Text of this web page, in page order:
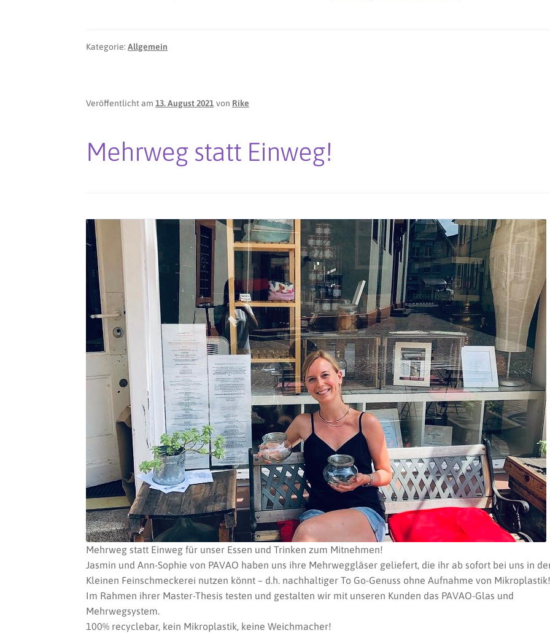
Kategorie:Allgemein
Veröffentlicht am13. August 2021 von Rike
Mehrweg statt Einweg!
Mehrweg statt Einweg für unser Essen und Trinken zum Mitnehmen!
Jasmin und Ann-Sophie von PAVAO haben uns ihre Mehrweggläser geliefert, die ihr ab sofort bei uns in
Kleinen Feinschmeckerei nutzen könnt – d.h. nachhaltiger To Go-Genuss ohne Aufnahme von
Im Rahmen ihrer Master-Thesis testen und gestalten wir mit unseren Kunden das PAVAO-Glas und
Mehrwegsystem.
100% recyclebar, kein Mikroplastik, keine Weichmacher!